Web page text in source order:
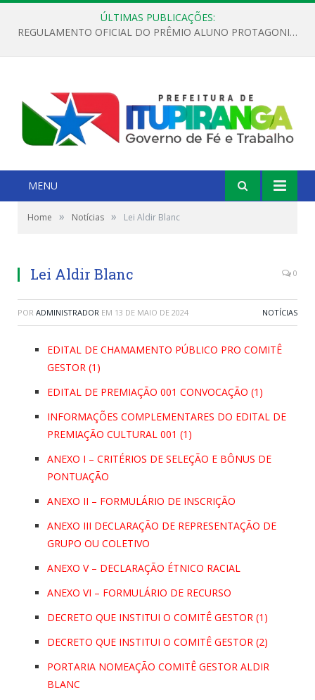
ÚLTIMAS PUBLICAÇÕES:
REGULAMENTO OFICIAL DO PRÊMIO ALUNO PROTAGONISTA – EDIÇÃO 2026
MENU
Home » Notícias » Lei Aldir Blanc
Lei Aldir Blanc 0
POR ADMINISTRADOR EM 13 DE MAIO DE 2024 NOTÍCIAS
EDITAL DE CHAMAMENTO PÚBLICO PRO COMITÊ
GESTOR (1)
EDITAL DE PREMIAÇÃO 001 CONVOCAÇÃO (1)
INFORMAÇÕES COMPLEMENTARES DO EDITAL DE
PREMIAÇÃO CULTURAL 001 (1)
ANEXO I – CRITÉRIOS DE SELEÇÃO E BÔNUS DE
PONTUAÇÃO
ANEXO II – FORMULÁRIO DE INSCRIÇÃO
ANEXO III DECLARAÇÃO DE REPRESENTAÇÃO DE
GRUPO OU COLETIVO
ANEXO V – DECLARAÇÃO ÉTNICO RACIAL
ANEXO VI – FORMULÁRIO DE RECURSO
DECRETO QUE INSTITUI O COMITÊ GESTOR (1)
DECRETO QUE INSTITUI O COMITÊ GESTOR (2)
PORTARIA NOMEAÇÃO COMITÊ GESTOR ALDIR
BLANC